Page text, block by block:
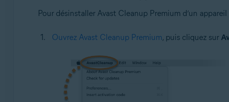
Pour désinstaller Avast Cleanup Premium d’un
Ouvrez Avast Cleanup Premium, puis cliquez sur